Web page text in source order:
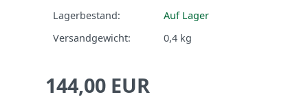
Lagerbestand:
Auf Lager
Versandgewicht:
0,4 kg
144,00 EUR